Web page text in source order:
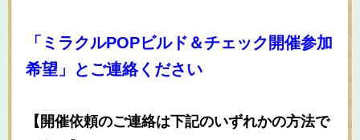
「ミラクルPOPビルド＆チェック開催参加
希望」とご連絡ください
【開催依頼のご連絡は下記のいずれかの方法で